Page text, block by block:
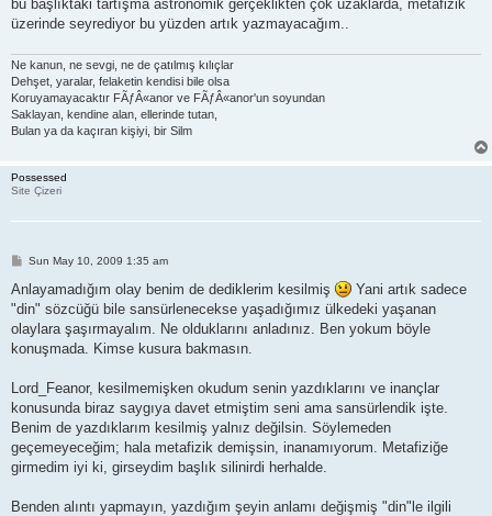
bu başlıktaki tartışma astronomik gerçeklikten çok uzaklarda, metafizik
üzerinde seyrediyor bu yüzden artık yazmayacağım..
Ne kanun, ne sevgi, ne de çatılmış kılıçlar
Dehşet, yaralar, felaketin kendisi bile olsa
Koruyamayacaktır FÃƒÂ«anor ve FÃƒÂ«anor'un soyundan
Saklayan, kendine alan, ellerinde tutan,
Bulan ya da kaçıran kişiyi, bir Silm
Possessed
Site Çizeri
P
s
Sun May 10, 2009 1:35 am
Anlayamadığım olay benim de dediklerim kesilmiş
Yani artık sadece
"din" sözcüğü bile sansürlenecekse yaşadığımız ülkedeki yaşanan
olaylara şaşırmayalım. Ne olduklarını anladınız. Ben yokum böyle
konuşmada. Kimse kusura bakmasın.
Lord_Feanor, kesilmemişken okudum senin yazdıklarını ve inançlar
konusunda biraz saygıya davet etmiştim seni ama sansürlendik işte.
Benim de yazdıklarım kesilmiş yalnız değilsin. Söylemeden
geçemeyeceğim; hala metafizik demişsin, inanamıyorum. Metafiziğe
girmedim iyi ki, girseydim başlık silinirdi herhalde.
Benden alıntı yapmayın, yazdığım şeyin anlamı değişmiş "din"le ilgili